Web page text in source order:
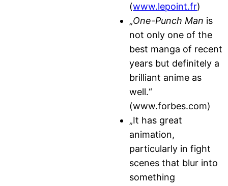
(www.lepoint.fr)
„One-Punch Man is
not only one of the
best manga of recent
years but definitely a
brilliant anime as
well.“
(www.forbes.com)
„It has great
animation,
particularly in fight
scenes that blur into
something